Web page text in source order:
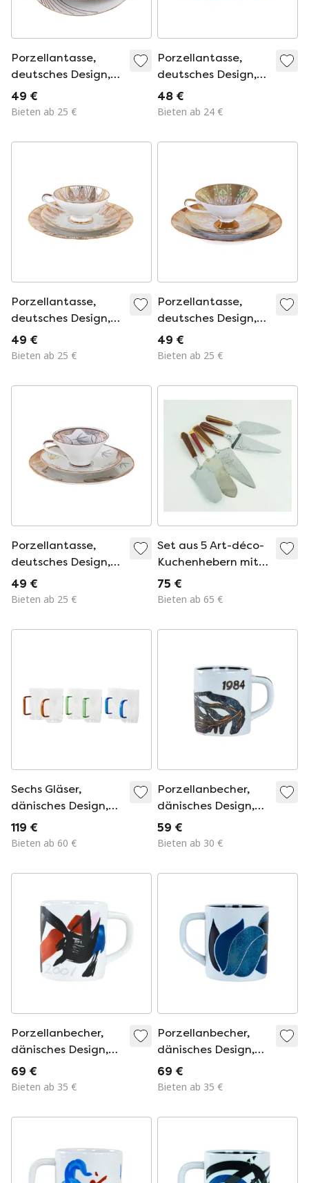
Porzellantasse,
deutsches Design,
1960er Jahre,
hergestellt in
49 €
Bieten ab 25 €
Porzellantasse,
deutsches Design,
1960er Jahre,
Hersteller: Hertel
48 €
Bieten ab 24 €
Porzellantasse,
deutsches Design,
1970er Jahre,
hergestellt von
Porzellan
49 €
Bieten ab 25 €
Porzellantasse,
deutsches Design,
1940er Jahre,
hergestellt in
49 €
Bieten ab 25 €
Porzellantasse,
deutsches Design,
1940er Jahre,
hergestellt von
Bavaria.
49 €
Bieten ab 25 €
Set aus 5 Art-déco-
Kuchenhebern mit
Bakelitgriffen,
1930er/1940er
75 €
Bieten ab 65 €
Sechs Gläser,
dänisches Design,
1970er Jahre,
hergestellt in
119 €
Bieten ab 60 €
Porzellanbecher,
dänisches Design,
1984, Designer:
Mogens Andersen,
Copenhagen
59 €
Bieten ab 30 €
Porzellanbecher,
dänisches Design,
2001, Designer:
Mogens Andersen,
Copenhagen
69 €
Bieten ab 35 €
Porzellanbecher,
dänisches Design,
1983, Designer:
Mogens Andersen,
Copenhagen
69 €
Bieten ab 35 €